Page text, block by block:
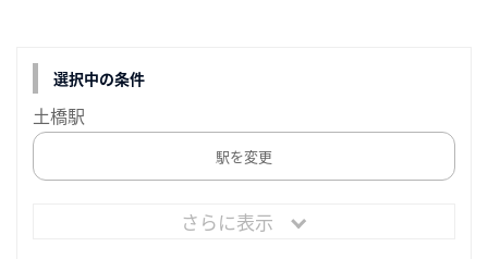
選択中の条件
土橋駅
駅を変更
さらに表示